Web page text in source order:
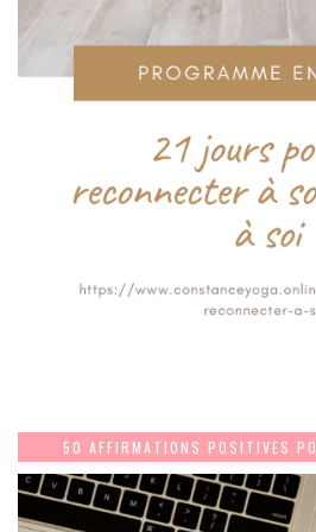
50 AFFIRMATIONS POSITIVES